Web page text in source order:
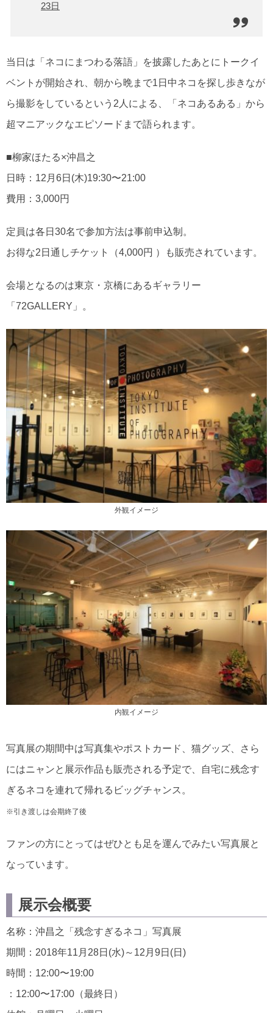
23日
当日は「ネコにまつわる落語」を披露したあとにトークイ
ベントが開始され、朝から晩まで1日中ネコを探し歩きなが
ら撮影をしているという2人による、「ネコあるある」から
超マニアックなエピソードまで語られます。
■柳家ほたる×沖昌之
日時：12月6日(木)19:30〜21:00
費用：3,000円
定員は各日30名で参加方法は事前申込制。
お得な2日通しチケット（4,000円 ）も販売されています。
会場となるのは東京・京橋にあるギャラリー
「72GALLERY」。
外観イメージ
内観イメージ
写真展の期間中は写真集やポストカード、猫グッズ、さら
にはニャンと展示作品も販売される予定で、自宅に残念す
ぎるネコを連れて帰れるビッグチャンス。
※引き渡しは会期終了後
ファンの方にとってはぜひとも足を運んでみたい写真展と
なっています。
展示会概要
名称：沖昌之「残念すぎるネコ」写真展
期間：2018年11月28日(水)～12月9日(日)
時間：12:00〜19:00
：12:00〜17:00（最終日）